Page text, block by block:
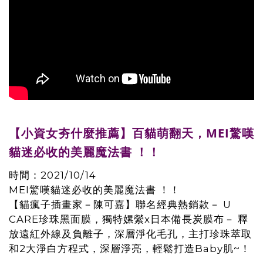
【小資女夯什麼推薦】百貓萌翻天，MEI驚嘆
貓迷必收的美麗魔法書 ！！
時間：2021/10/14
MEI驚嘆貓迷必收的美麗魔法書 ！！
【貓瘋子插畫家－陳可嘉】聯名經典熱銷款－ U
CARE珍珠黑面膜，獨特嫘縈x日本備長炭膜布－ 釋
放遠紅外線及負離子，深層淨化毛孔，主打珍珠萃取
和2大淨白方程式，深層淨亮，輕鬆打造Baby肌~！